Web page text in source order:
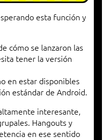
esta función y
cómo se lanzaron las
tener la versión
en estar disponibles
estándar de Android.
interesante,
Hangouts y
en ese sentido